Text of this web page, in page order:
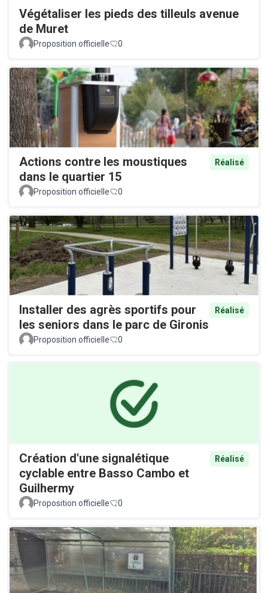
Végétaliser les pieds des tilleuls avenue
de Muret
Proposition officielle 0
Actions contre les moustiques
dans le quartier 15
Réalisé
Proposition officielle 0
Installer des agrès sportifs pour
les seniors dans le parc de Gironis
Réalisé
Proposition officielle 0
Création d'une signalétique
cyclable entre Basso Cambo et
Guilhermy
Réalisé
Proposition officielle 0